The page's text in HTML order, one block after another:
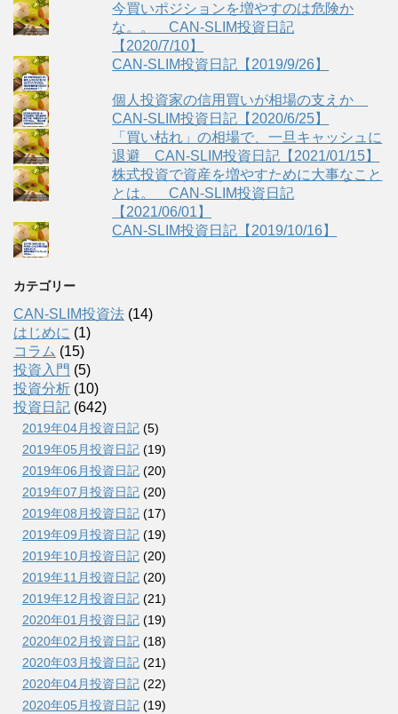
今買いポジションを増やすのは危険か
な。。 CAN-SLIM投資日記
【2020/7/10】
CAN-SLIM投資日記【2019/9/26】
個人投資家の信用買いが相場の支えか
CAN-SLIM投資日記【2020/6/25】
「買い枯れ」の相場で、一旦キャッシュに
退避 CAN-SLIM投資日記【2021/01/15】
株式投資で資産を増やすために大事なこと
とは。 CAN-SLIM投資日記
【2021/06/01】
CAN-SLIM投資日記【2019/10/16】
カテゴリー
CAN-SLIM投資法 (14)
はじめに (1)
コラム (15)
投資入門 (5)
投資分析 (10)
投資日記 (642)
2019年04月投資日記 (5)
2019年05月投資日記 (19)
2019年06月投資日記 (20)
2019年07月投資日記 (20)
2019年08月投資日記 (17)
2019年09月投資日記 (19)
2019年10月投資日記 (20)
2019年11月投資日記 (20)
2019年12月投資日記 (21)
2020年01月投資日記 (19)
2020年02月投資日記 (18)
2020年03月投資日記 (21)
2020年04月投資日記 (22)
2020年05月投資日記 (19)